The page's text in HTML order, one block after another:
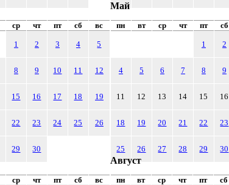
ср чт пт сб вс
1 2 3 4 5
8 9 10 11 12
15 16 17 18 19
22 23 24 25 26
29 30
Май
пн вт ср чт пт сб
1 2
4 5 6 7 8 9
11 12 13 14 15 16
18 19 20 21 22 23
25 26 27 28 29 30
ср чт пт сб вс
Август
пн вт ср чт пт сб